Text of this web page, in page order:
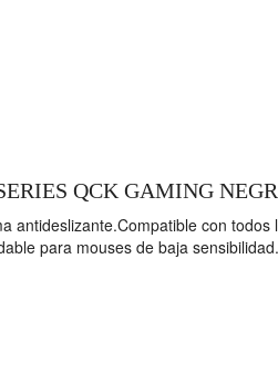
QCK GAMING
antideslizante.Compatible con todos
para mouses de baja sensibilidad.